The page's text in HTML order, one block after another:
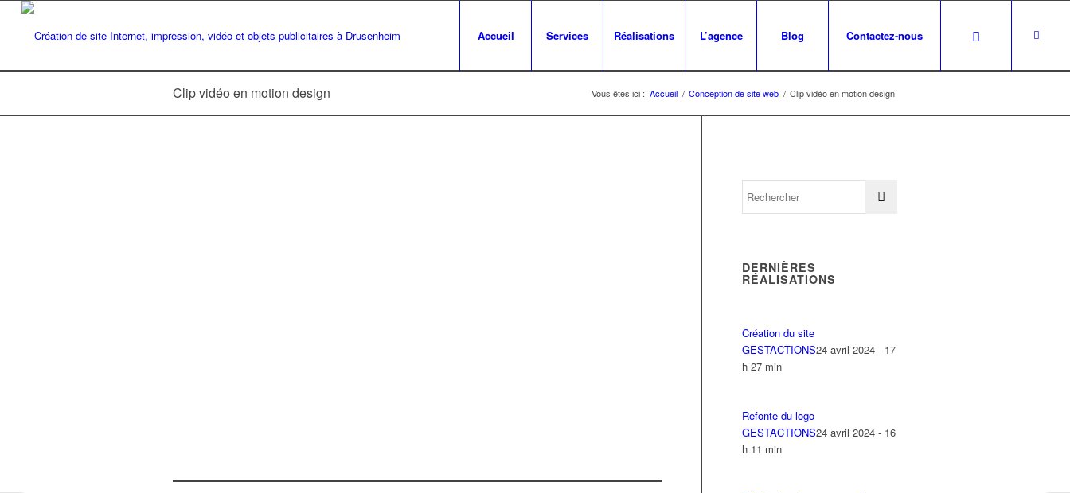
Accueil Services Réalisations L’agence Blog Contactez-nous
Clip vidéo en motion design Vous êtes ici : Accueil / Conception de site web / Clip vidéo en motion design
DERNIÈRES
RÉALISATIONS
Création du site
GESTACTIONS24 avril 2024 - 17
h 27 min
Refonte du logo
GESTACTIONS24 avril 2024 - 16
h 11 min